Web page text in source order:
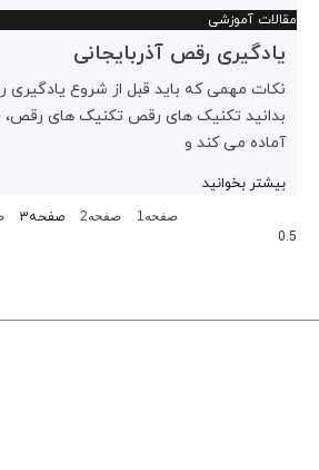
مقالات آموزشی
یادگیری رقص آذربایجانی
نکات مهمی که باید قبل از شروع یادگیری
بدانید تکنیک های رقص تکنیک های رقص،
آماده می کند و
بیشتر بخوانید
صفحه 1 صفحه2 صفحه3